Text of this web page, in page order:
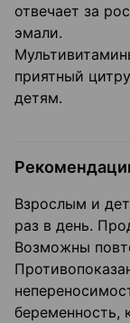
отвечает за
эмали.
приятный
детям.
Взрослым и
раз в день.
Возможны
беременность,